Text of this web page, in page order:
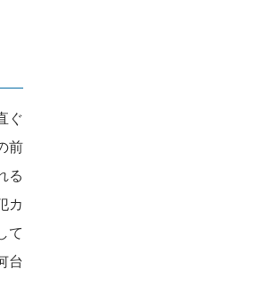
ぐ
前
る
カ
て
台